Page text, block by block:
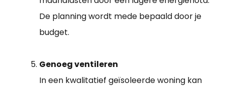
De planning wordt mede bepaald door je
budget.
Genoeg ventileren
In een kwalitatief geïsoleerde woning kan